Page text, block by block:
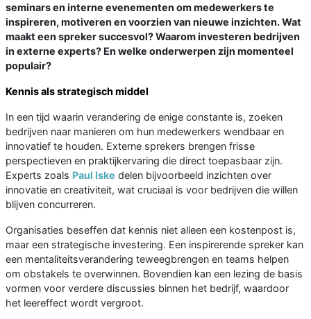
seminars en interne evenementen om medewerkers te
inspireren, motiveren en voorzien van nieuwe inzichten. Wat
maakt een spreker succesvol? Waarom investeren bedrijven
in externe experts? En welke onderwerpen zijn momenteel
populair?
Kennis als strategisch middel
In een tijd waarin verandering de enige constante is, zoeken
bedrijven naar manieren om hun medewerkers wendbaar en
innovatief te houden. Externe sprekers brengen frisse
perspectieven en praktijkervaring die direct toepasbaar zijn.
Experts zoals Paul Iske delen bijvoorbeeld inzichten over
innovatie en creativiteit, wat cruciaal is voor bedrijven die willen
blijven concurreren.
Organisaties beseffen dat kennis niet alleen een kostenpost is,
maar een strategische investering. Een inspirerende spreker kan
een mentaliteitsverandering teweegbrengen en teams helpen
om obstakels te overwinnen. Bovendien kan een lezing de basis
vormen voor verdere discussies binnen het bedrijf, waardoor
het leereffect wordt vergroot.